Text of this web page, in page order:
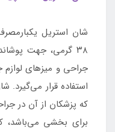
شان استریل
۳۸ گرمی، جهت
جراحی و میزهای
استفاده قرار می‌گیرد.
که پزشکان از آن در
برای بخشی می‌باشد،